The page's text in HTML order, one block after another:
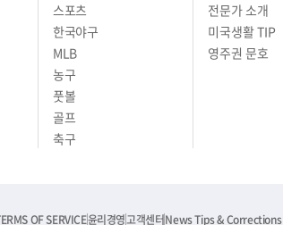
스포츠
한국야구
MLB
농구
풋볼
골프
축구
전문가 소개
미국생활 TIP
영주권 문호
OF SERVICE윤리경영고객센터News Tips & Corrections